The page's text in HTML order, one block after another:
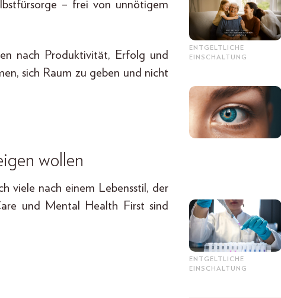
– frei von unnötigem
nach Produktivität, Erfolg und
sich Raum zu geben und nicht
wollen
viele nach einem Lebensstil, der
und Mental Health First sind
ENTGELTLICHE
EINSCHALTUNG
ENTGELTLICHE
EINSCHALTUNG